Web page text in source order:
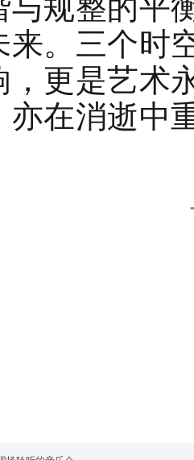
与规整的平
来。三个时
，更是艺
亦在消逝中